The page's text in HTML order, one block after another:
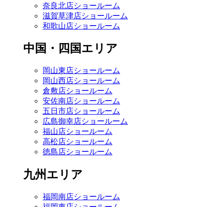
奈良北店ショールーム
滋賀草津店ショールーム
和歌山店ショールーム
中国・四国エリア
岡山東店ショールーム
岡山西店ショールーム
倉敷店ショールーム
安佐南店ショールーム
五日市店ショールーム
広島御幸店ショールーム
福山店ショールーム
高松店ショールーム
徳島店ショールーム
九州エリア
福岡南店ショールーム